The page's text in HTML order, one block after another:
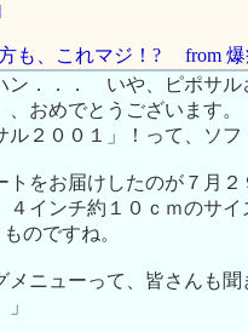
も、これマジ！? from
ン．．． いや、ピポサル
おめでとうございます。
ル２００１」！って、ソ
トをお届けしたのが７月
４インチ約１０ｃｍのサイ
のですね。
メニューって、皆さんも